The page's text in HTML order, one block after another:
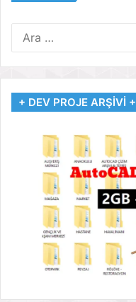
+ DEV PROJE ARŞİVİ +